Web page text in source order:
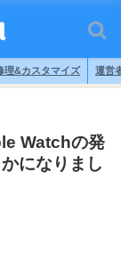
理&カスタマイズ 運営
Watchの発
になりまし